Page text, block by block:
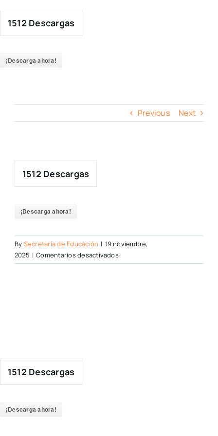
content
1512 Descargas
¡Descarga ahora!
Previous Next
1512 Descargas
¡Descarga ahora!
By Secretaría de Educación | 19 noviembre,
2025 | Comentarios desactivadosen
1512 Descargas
¡Descarga ahora!